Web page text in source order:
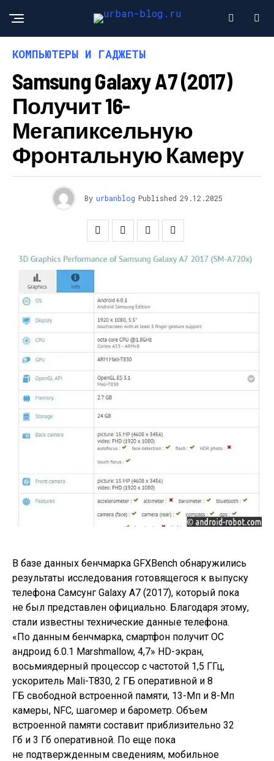
КОМПЬЮТЕРЫ И ГАДЖЕТЫ
Samsung Galaxy A7 (2017)
Получит 16-
Мегапиксельную
Фронтальную Камеру
By urbanblog Published 29.12.2025
В базе данных бенчмарка GFXBench обнаружились
результаты исследования готовящегося к выпуску
телефона Самсунг Galaxy A7 (2017), который пока
не был представлен официально. Благодаря этому,
стали известны технические данные телефона.
«По данным бенчмарка, смартфон получит ОС
андроид 6.0.1 Marshmallow, 4,7» HD-экран,
восьмиядерный процессор с частотой 1,5 ГГц,
ускоритель Mali-T830, 2 ГБ оперативной и 8
ГБ свободной встроенной памяти, 13-Мп и 8-Мп
камеры, NFC, шагомер и барометр. Объем
встроенной памяти составит приблизительно 32
Гб и 3 Гб оперативной. По еще пока
не подтвержденным сведениям, мобильное